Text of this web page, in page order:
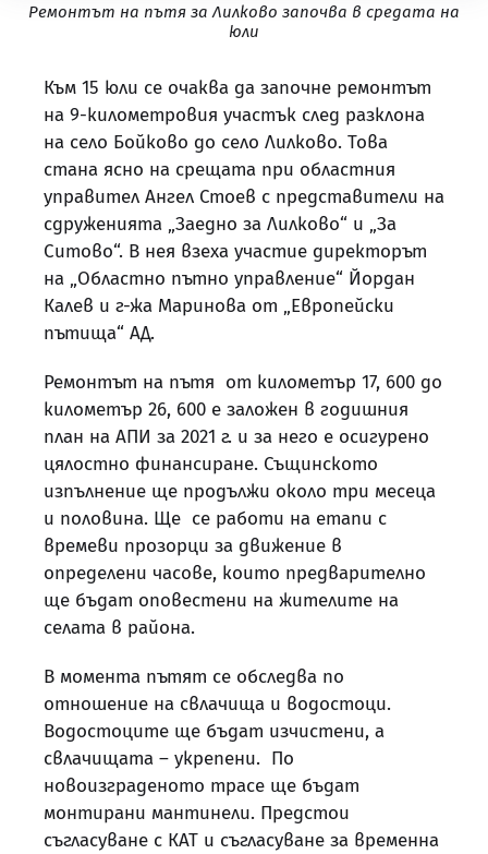
Ремонтът на пътя за Лилково започва в средата на
юли
Към 15 юли се очаква да започне ремонтът
на 9-километровия участък след разклона
на село Бойково до село Лилково. Това
стана ясно на срещата при областния
управител Ангел Стоев с представители на
сдруженията „Заедно за Лилково“ и „За
Ситово“. В нея взеха участие директорът
на „Областно пътно управление“ Йордан
Калев и г-жа Маринова от „Европейски
пътища“ АД.
Ремонтът на пътя от километър 17, 600 до
километър 26, 600 е заложен в годишния
план на АПИ за 2021 г. и за него е осигурено
цялостно финансиране. Същинското
изпълнение ще продължи около три месеца
и половина. Ще се работи на етапи с
времеви прозорци за движение в
определени часове, които предварително
ще бъдат оповестени на жителите на
селата в района.
В момента пътят се обследва по
отношение на свлачища и водостоци.
Водостоците ще бъдат изчистени, а
свлачищата – укрепени. По
новоизграденото трасе ще бъдат
монтирани мантинели. Предстои
съгласуване с КАТ и съгласуване за временна